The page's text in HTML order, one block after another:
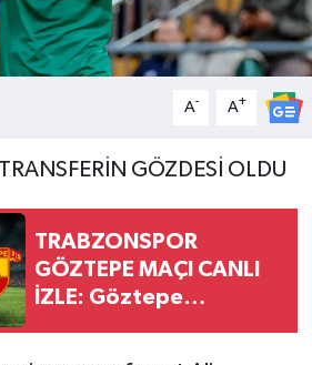
A- A+
GÖZDESİ OLDU
TRABZONSPOR
GÖZTEPE MAÇI CANLI
İZLE: Göztepe